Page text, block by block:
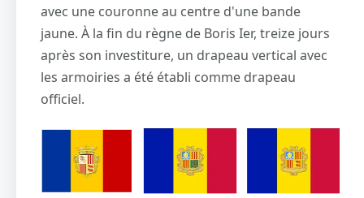
avec une couronne au centre d'une bande
jaune. À la fin du règne de Boris Ier, treize jours
après son investiture, un drapeau vertical avec
les armoiries a été établi comme drapeau
officiel.